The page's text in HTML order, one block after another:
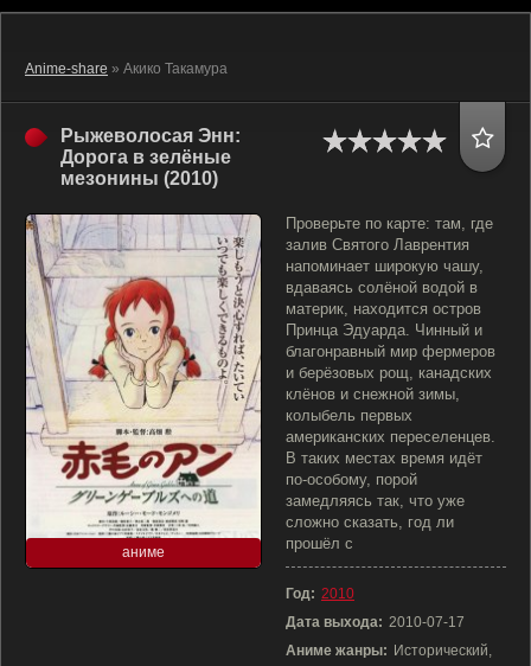
Anime-share » Акико Такамура
Рыжеволосая Энн:
Дорога в зелёные
мезонины (2010)
аниме
Проверьте по карте: там, где
залив Святого Лаврентия
напоминает широкую чашу,
вдаваясь солёной водой в
материк, находится остров
Принца Эдуарда. Чинный и
благонравный мир фермеров
и берёзовых рощ, канадских
клёнов и снежной зимы,
колыбель первых
американских переселенцев.
В таких местах время идёт
по-особому, порой
замедляясь так, что уже
сложно сказать, год ли
прошёл с
Год: 2010
Дата выхода: 2010-07-17
Аниме жанры: Исторический,